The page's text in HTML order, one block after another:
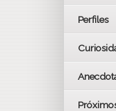
Perfiles